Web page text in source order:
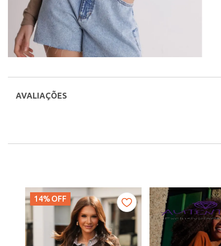
AVALIAÇÕES
14% OFF